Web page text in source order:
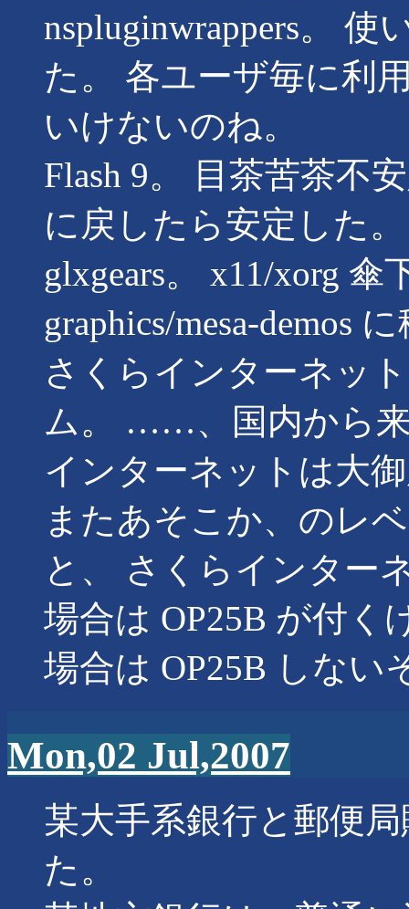
nspluginwrappers。
た。 各ユーザ毎に利
いけないのね。
Flash 9。 目茶苦茶不
に戻したら安定した。
glxgears。 x11/xorg
graphics/mesa-demos
さくらインターネッ
ム。 ……、国内から
インターネットは大
またあそこか、のレ
と、 さくらインター
場合は OP25B が付く
場合は OP25B しない
Mon,02 Jul,2007
某大手系銀行と郵便
た。